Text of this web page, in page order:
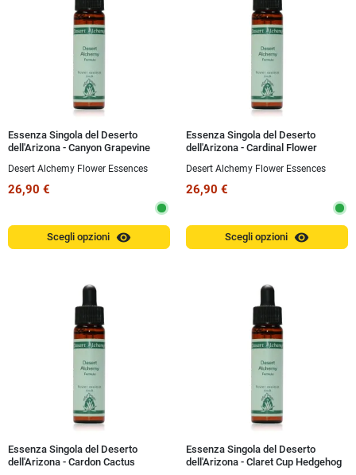
Essenza Singola del Deserto
dell'Arizona - Canyon Grapevine
Desert Alchemy Flower Essences
26,90 €
Scegli opzioni visibility
Essenza Singola del Deserto
dell'Arizona - Cardinal Flower
Desert Alchemy Flower Essences
26,90 €
Scegli opzioni visibility
Essenza Singola del Deserto
dell'Arizona - Cardon Cactus
Essenza Singola del Deserto
dell'Arizona - Claret Cup Hedgehog